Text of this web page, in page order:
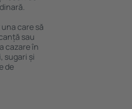
care să
sau
cazare în
sugari și
de